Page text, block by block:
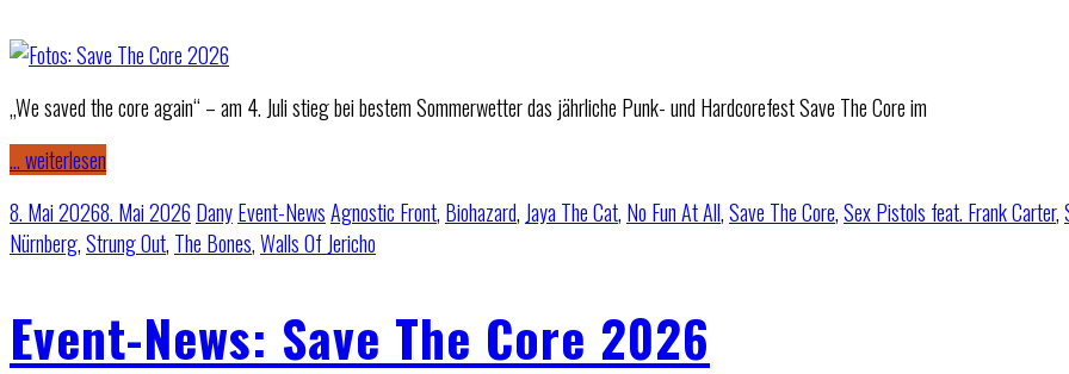
„We saved the core again“ – am 4. Juli stieg bei bestem Sommerwetter das jährliche Punk- und Hardcorefest Save The Core im
… weiterlesen
8. Mai 20268. Mai 2026 DanyEvent-NewsAgnostic Front, Biohazard, Jaya The Cat, No Fun At All,Save The Core,Sex Pistols feat. Frank Carter,
Nürnberg,Strung Out, The Bones,Walls Of Jericho
Event-News: Save The Core 2026